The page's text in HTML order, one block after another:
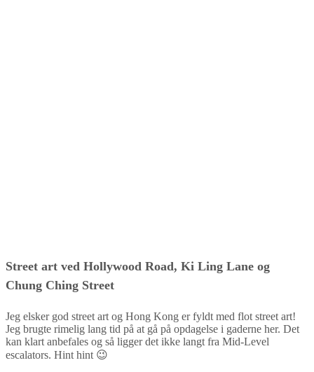
Street art ved Hollywood Road, Ki Ling Lane og
Chung Ching Street
Jeg elsker god street art og Hong Kong er fyldt med flot street art!
Jeg brugte rimelig lang tid på at gå på opdagelse i gaderne her. Det
kan klart anbefales og så ligger det ikke langt fra Mid-Level
escalators. Hint hint 😉